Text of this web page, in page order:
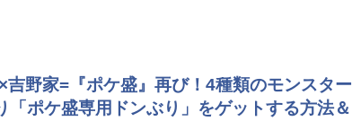
吉野家=『ポケ盛』再び！4種類のモンスター
「ポケ盛専用ドンぶり」をゲットする方法＆